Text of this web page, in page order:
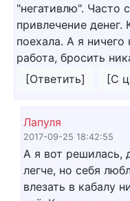
"негативлю". Часто
привлечение
поехала. А я ничего
работа, бросить
[Ответить]
[С
Лапуля
2017-09-25 18:42:55
А я вот решилась,
легче, но себя
влезать в кабалу